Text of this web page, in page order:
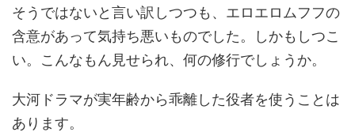
そうではないと言い訳しつつも、エロエロムフフの
含意があって気持ち悪いものでした。しかもしつこ
い。こんなもん見せられ、何の修行でしょうか。
大河ドラマが実年齢から乖離した役者を使うことは
あります。